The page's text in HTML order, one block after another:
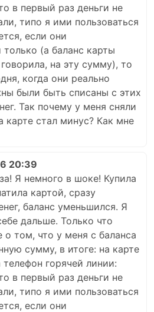
в первый раз деньги не
типо я ими пользоваться
если они
(а баланс карты
на эту сумму), то
когда они реально
были быть списаны с этих
Так почему у меня сняли
карте стал минус? Как мне
20:39
Я немного в шоке! Купила
картой, сразу
баланс уменьшился. Я
дальше. Только что
том, что у меня с баланса
сумму, в итоге: на карте
горячей линии:
в первый раз деньги не
типо я ими пользоваться
если они